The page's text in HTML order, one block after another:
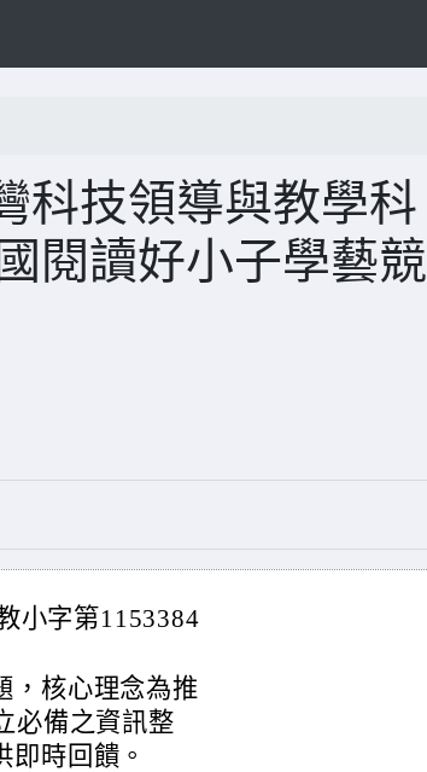
科技領導與教學科
閱讀好小子學藝競
小字第1153384
，核心理念為推
必備之資訊整
時回饋。